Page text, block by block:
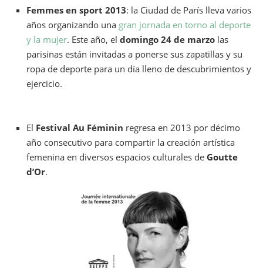
Femmes en sport 2013: la Ciudad de París lleva varios
años organizando una gran jornada en torno al deporte
y la mujer. Este año, el domingo 24 de marzo las
parisinas están invitadas a ponerse sus zapatillas y su
ropa de deporte para un día lleno de descubrimientos y
ejercicio.
El Festival Au Féminin regresa en 2013 por décimo
año consecutivo para compartir la creación artística
femenina en diversos espacios culturales de Goutte
d’Or.